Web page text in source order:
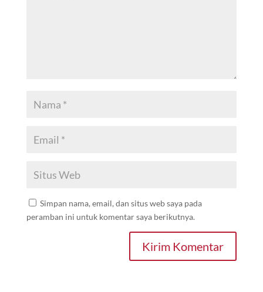
Simpan nama, email, dan situs web saya pada
peramban ini untuk komentar saya berikutnya.
Kirim Komentar